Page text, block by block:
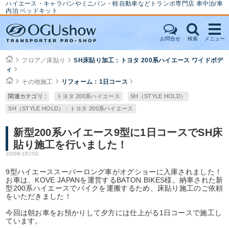
ハイエース・キャラバンやミニバン・軽自動車などトランポ専門店 車中泊/車
内泊 ベッドキット
お問合せ 検索 メニュー
フロア／床貼り
SH床貼り加工：トヨタ 200系ハイエース ワイドボデ
ィ
その他施工
リフォーム：1日コース
関連カテゴリ : トヨタ 200系ハイエース
SH（STYLE HOLD）
SH（STYLE HOLD）：トヨタ 200系ハイエース
新型200系ハイエース9型に1日コースでSH床
貼り施工を行いました！
2026年3月25日
9型ハイエーススーパーロング車がオグショーに入庫されました！
お車は、KOVE JAPANを運営するBATON BIKES様。納車された新
型200系ハイエースでバイクを運搬するため、床貼り施工のご依頼
をいただきました！
今回は朝お車をお預かりして夕方には仕上がる1日コースで施工し
ています。